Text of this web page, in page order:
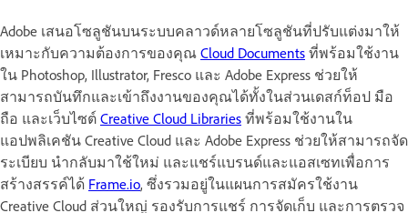
Adobe เสนอโซลูชันบนระบบคลาวด์หลายโซลูชันที่ปรับแต่งมาให้
เหมาะกับความต้องการของคุณ Cloud Documents ที่พร้อมใช้งาน
ใน Photoshop, Illustrator, Fresco และ Adobe Express ช่วยให้
สามารถบันทึกและเข้าถึงงานของคุณได้ทั้งในส่วนเดสก์ท็อป มือ
ถือ และเว็บไซต์ Creative Cloud Libraries ที่พร้อมใช้งานใน
แอปพลิเคชัน Creative Cloud และ Adobe Express ช่วยให้สามารถจัด
ระเบียบ นำกลับมาใช้ใหม่ และแชร์แบรนด์และแอสเซทเพื่อการ
สร้างสรรค์ได้ Frame.io, ซึ่งรวมอยู่ในแผนการสมัครใช้งาน
Creative Cloud ส่วนใหญ่ รองรับการแชร์ การจัดเก็บ และการตรวจ